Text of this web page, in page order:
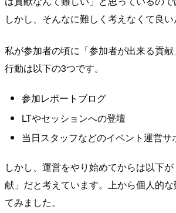
しかし、そんなに難しく考えなくて良い
私が参加者の頃に「参加者が出来る貢
行動は以下の3つです。
参加レポートブログ
LTやセッションへの登壇
当日スタッフなどのイベント運営サ
しかし、運営をやり始めてからは以下
献」だと考えています。上から個人的
てみました。